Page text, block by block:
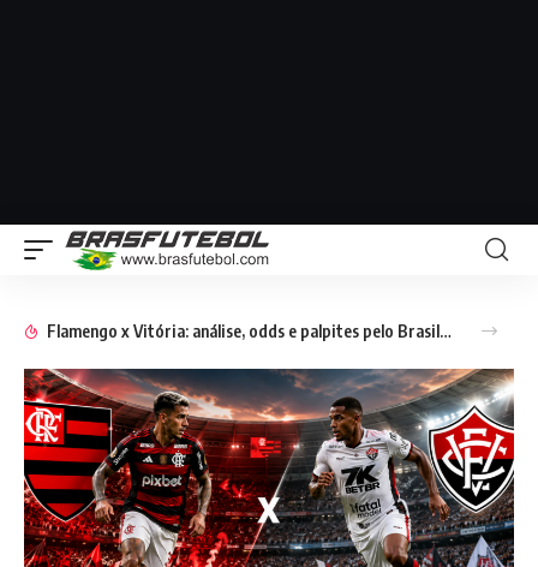
Flamengo x Vitória: análise, odds e palpites pelo Brasileirão